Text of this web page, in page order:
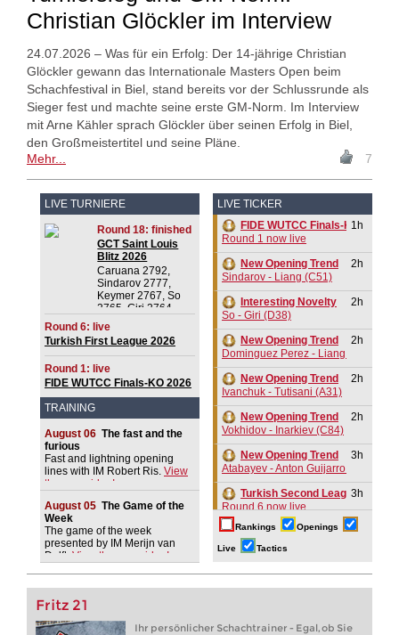
Christian Glöckler im Interview
24.07.2026 – Was für ein Erfolg: Der 14-jährige Christian
Glöckler gewann das Internationale Masters Open beim
Schachfestival in Biel, stand bereits vor der Schlussrunde als
Sieger fest und machte seine erste GM-Norm. Im Interview
mit Arne Kähler sprach Glöckler über seinen Erfolg in Biel,
den Großmeistertitel und seine Pläne.
Mehr...
7
LIVE TURNIERE
Round 18: finished
GCT Saint Louis
Blitz 2026
Caruana 2792,
Sindarov 2777,
Keymer 2767, So
2765, Giri 2764,
Praggnanandhaa R
2750, Dominguez
Perez 2732, Van
Foreest 2728,
Aronian 2721
Round 6: live
Turkish First League 2026
Round 1: live
FIDE WUTCC Finals-KO 2026
TRAINING
August 06 The fast and the
furious
Fast and lightning opening
lines with IM Robert Ris. View
the new video!
August 05 The Game of the
Week
The game of the week
presented by IM Merijn van
Delft. View the new video!
LIVE TICKER
FIDE WUTCC Finals-KO 2026
Round 1 now live
1h
New Opening Trend
Sindarov - Liang (C51)
2h
Interesting Novelty
So - Giri (D38)
2h
New Opening Trend
Dominguez Perez - Liang (C84)
2h
New Opening Trend
Ivanchuk - Tutisani (A31)
2h
New Opening Trend
Vokhidov - Inarkiev (C84)
2h
New Opening Trend
Atabayev - Anton Guijarro (B11)
3h
Turkish Second League 2026
Round 6 now live
3h
Turkish First League 2026
Round 6 now live
3h
Van Foreest - So (C28)
Rankings Openings
Live Tactics
Fritz 21
Ihr persönlicher Schachtrainer - Egal, ob Sie